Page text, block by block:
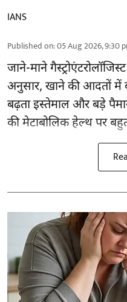
IANS
Published on:05 Aug 2026, 9:30
जाने-माने
अनुसार, खाने की आदतोंमें
बढ़ता इस्तेमाल और बड़े
की मेटाबोलिक हेल्थ पर